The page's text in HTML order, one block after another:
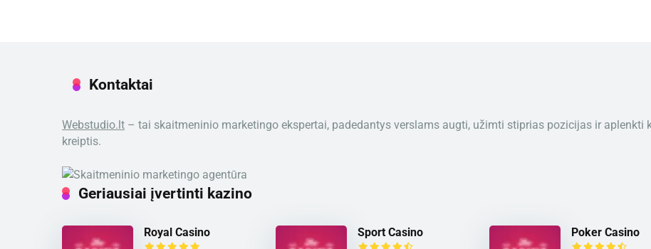
Kontaktai
Webstudio.lt – tai skaitmeninio marketingo ekspertai, padedantys verslams augti, užimti stiprias pozicijas ir
kreiptis.
Geriausiai įvertinti kazino
Royal Casino Sport Casino Poker Casino